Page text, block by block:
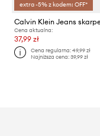
extra -5% z kodem: OFF*
Cena aktualna:
37,99 zł
Cena regularna:49,99 zł
Najniższa cena:39,99 zł